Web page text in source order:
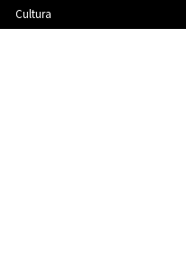
Cultura